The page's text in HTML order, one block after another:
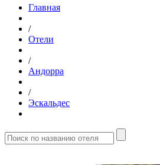
Главная
/
Отели
/
Андорра
/
Эскальдес